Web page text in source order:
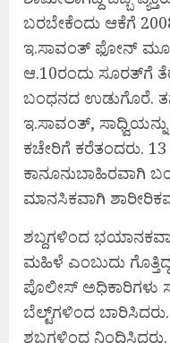
ಬರಬೇಕೆಂದು ಆಕೆಗೆ
ಇ.ಸಾವಂತ್ ಫೋನ್
ಆ.10ರಂದು ಸೂರತ್‌ಗೆ
ಬಂಧನದ ಉಡುಗೊರೆ.
ಇ.ಸಾವಂತ್,
ಕಚೇರಿಗೆ ಕರೆತಂದರು.
ಕಾನೂನುಬಾಹಿರವಾಗಿ
ಮಾನಸಿಕವಾಗಿ
ಶಬ್ದಗಳಿಂದ
ಮಹಿಳೆ ಎಂಬುದು
ಪೊಲೀಸ್ ಅಧಿಕಾರಿಗಳು
ಬೆಲ್ಟ್‌ಗಳಿಂದ
ಶಬ್ದಗಳಿಂದ